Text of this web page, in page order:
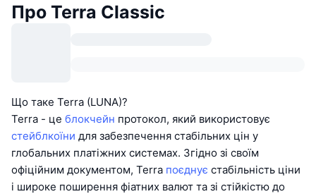
Про Terra Classic
Що таке Terra (LUNA)?
Terra - це блокчейн протокол, який використовує
стейблкоїни для забезпечення стабільних цін у
глобальних платіжних системах. Згідно зі своїм
офіційним документом, Terra поєднує стабільність ціни
і широке поширення фіатних валют та зі стійкістю до